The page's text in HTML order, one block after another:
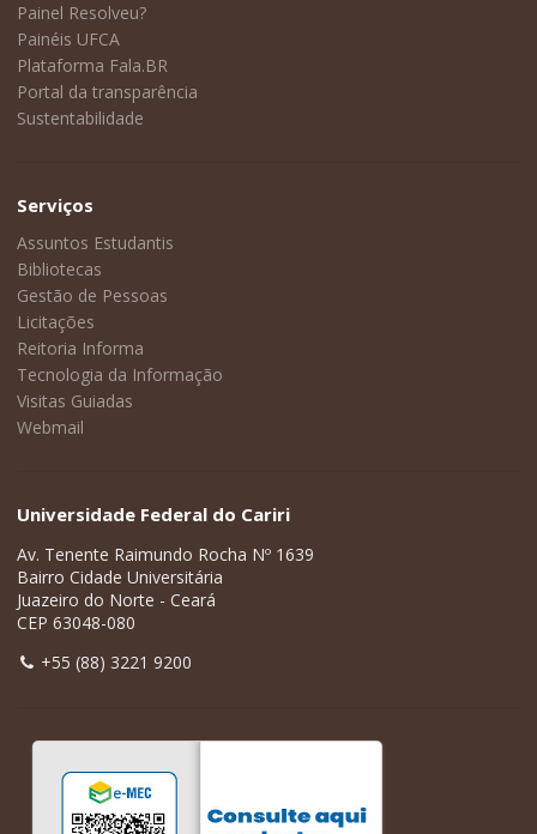
Painel Resolveu?
Painéis UFCA
Plataforma Fala.BR
Portal da transparência
Sustentabilidade
Serviços
Assuntos Estudantis
Bibliotecas
Gestão de Pessoas
Licitações
Reitoria Informa
Tecnologia da Informação
Visitas Guiadas
Webmail
Universidade Federal do Cariri
Av. Tenente Raimundo Rocha Nº 1639
Bairro Cidade Universitária
Juazeiro do Norte - Ceará
CEP 63048-080
+55 (88) 3221 9200